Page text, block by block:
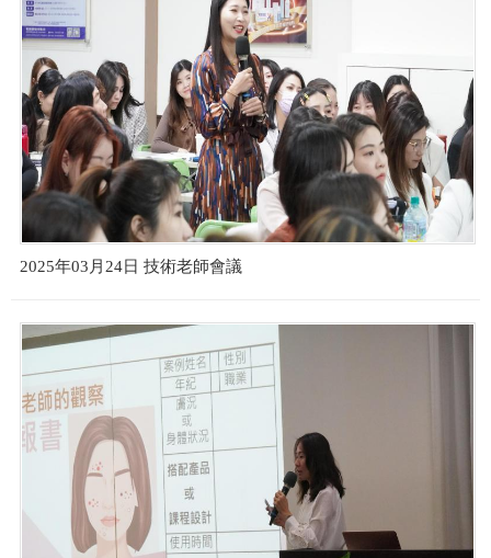
2025年03月24日 技術老師會議